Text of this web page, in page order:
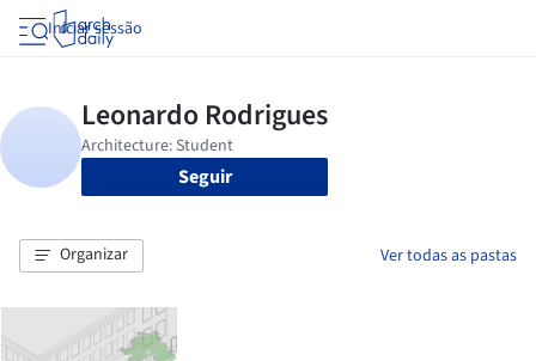
Iniciar sessão
Seguir
Organizar Ver todas as pastas